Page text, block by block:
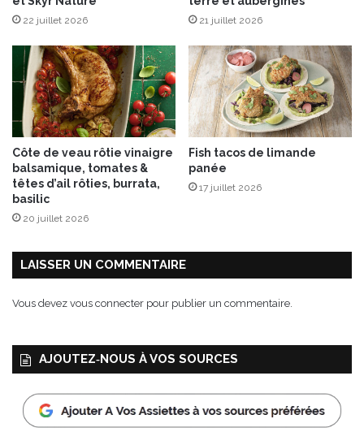
22 juillet 2026 21 juillet 2026
Côte de veau rôtie vinaigre
balsamique, tomates &
têtes d’ail rôties, burrata,
basilic
20 juillet 2026
Fish tacos de limande
panée
17 juillet 2026
LAISSER UN COMMENTAIRE
Vous devez vous connecter pour publier un commentaire.
AJOUTEZ‑NOUS À VOS SOURCES